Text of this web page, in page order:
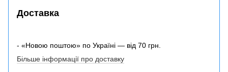
Доставка
- «Новою поштою» по Україні — від 70 грн.
Більше інформації про доставку